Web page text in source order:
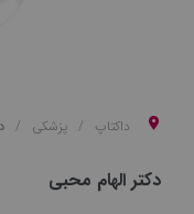
داکتاپ پزشکی
دکتر الهام محبی